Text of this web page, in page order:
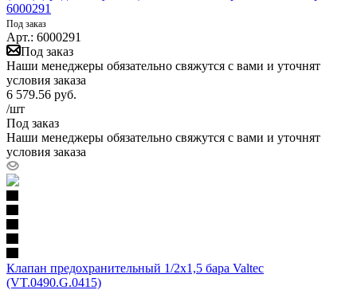
6000291
Под заказ
Арт.: 6000291
Под заказ
Наши менеджеры обязательно свяжутся с вами и уточнят
условия заказа
6 579.56 руб.
/шт
Под заказ
Наши менеджеры обязательно свяжутся с вами и уточнят
условия заказа
Клапан предохранительный 1/2х1,5 бара Valtec
(VT.0490.G.0415)